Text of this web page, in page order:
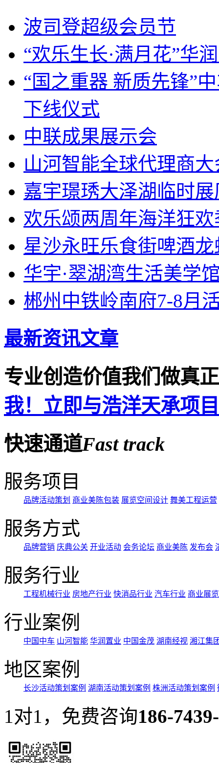
波司登超级会员节
“欢乐生长·满月花”华
“国之重器 新质先锋”
下线仪式
中联成果展示会
山河智能全球代理商大
嘉宇璟琇大泽湖临时
欢乐颂两周年海洋狂欢
星沙永旺乐食街啤酒
华宇·翠湖湾生活美学
郴州中铁岭南府7-8月
最新资讯文章
专业创造价值我们做真
我！立即与浩洋天承项
快速通道Fast track
服务项目
品牌活动策划 商业美陈包装 展览空间设计 舞美工程运营
服务方式
品牌营销 庆典公关 开业活动 会务论坛 商业美陈 发布会
服务行业
工程机械行业 房地产行业 快消品行业 汽车行业 商业展览
行业案例
中国中车 山河智能 华润置业 中国金茂 湖南经视 湘江集
地区案例
长沙活动策划案例 湖南活动策划案例 株洲活动策划案例
1对1，免费咨询186-